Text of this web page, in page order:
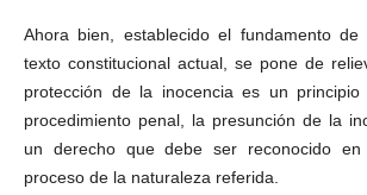
Ahora bien, establecido el fundamento
texto constitucional actual, se pone de
protección de la inocencia es un
procedimiento penal, la presunción de la
un derecho que debe ser reconocido
proceso de la naturaleza referida.